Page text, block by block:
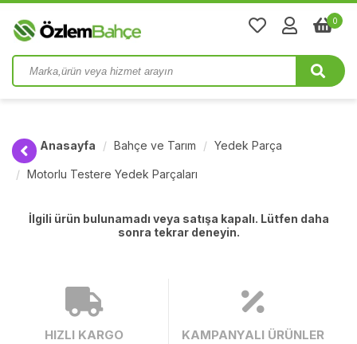
0
Anasayfa Bahçe ve Tarım Yedek Parça
Motorlu Testere Yedek Parçaları
İlgili ürün bulunamadı veya satışa kapalı. Lütfen daha
sonra tekrar deneyin.
HIZLI KARGO KAMPANYALI ÜRÜNLER